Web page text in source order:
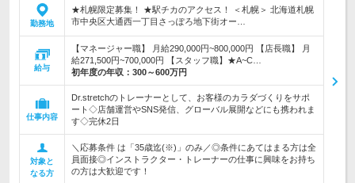
勤務地
★札幌限定募集！ ★駅チカのアクセス！ ＜札幌＞ 北海道札幌
市中央区大通西一丁目さっぽろ地下街オー…
給与
【マネージャー職】 月給290,000円~800,000円 【店長職】 月
給271,500円~700,000円 【スタッフ職】★A~C…
初年度の年収： 300～600万円
仕事内容
Dr.stretchのトレーナーとして、お客様のカラダづくりをサポ
ート◇店舗運営やSNS発信、グローバル展開などにも携われま
す◇完休2日
対象と
なる方
＼応募条件 は「35歳迄(※)」のみ／◎条件にあてはまる方は全
員面接◎インストラクター・トレーナーの仕事に興味をお持ち
の方は大歓迎です！